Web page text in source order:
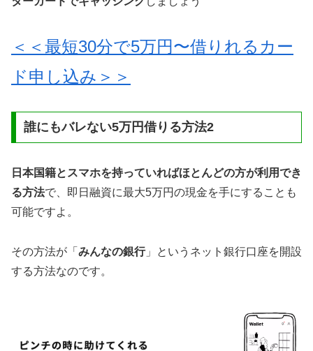
＜＜最短30分で5万円〜借りれるカー
ド申し込み＞＞
誰にもバレない5万円借りる方法2
日本国籍とスマホを持っていればほとんどの方が利用でき
る方法で、即日融資に最大5万円の現金を手にすることも
可能ですよ。
その方法が「 みんなの銀行」というネット銀行口座を開設
する方法なのです。